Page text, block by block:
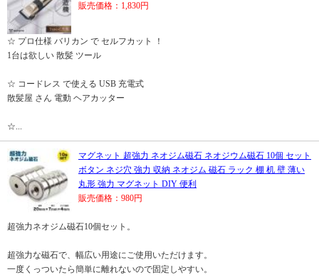
販売価格：1,830円
☆ プロ仕様 バリカン で セルフカット ！
1台は欲しい 散髪 ツール
☆ コードレス で使える USB 充電式
散髪屋 さん 電動 ヘアカッター
☆...
マグネット 超強力 ネオジム磁石 ネオジウム磁石 10個 セット
ボタン ネジ穴 強力 収納 ネオジム 磁石 ラック 棚 机 壁 薄い
丸形 強力 マグネット DIY 便利
販売価格：980円
超強力ネオジム磁石10個セット。
超強力な磁石で、幅広い用途にご使用いただけます。
一度くっついたら簡単に離れないので固定しやすい。